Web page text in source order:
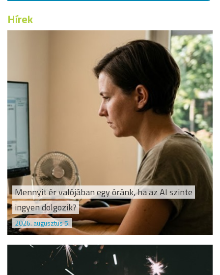
Hírek
Mennyit ér valójában egy óránk, ha az AI szinte
ingyen dolgozik?
2026. augusztus 5.